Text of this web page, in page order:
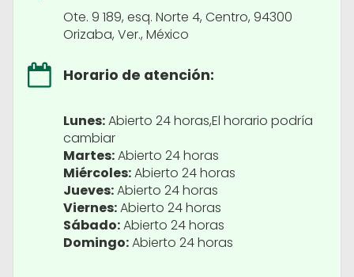
Ote. 9 189, esq. Norte 4, Centro, 94300
Orizaba, Ver., México
Horario de atención:
Lunes:Abierto 24 horas,El horario podría
cambiar
Martes:Abierto 24 horas
Miércoles:Abierto 24 horas
Jueves:Abierto 24 horas
Viernes:Abierto 24 horas
Sábado:Abierto 24 horas
Domingo:Abierto 24 horas